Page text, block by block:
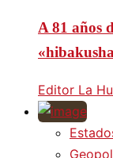
A 81 años
Editor La